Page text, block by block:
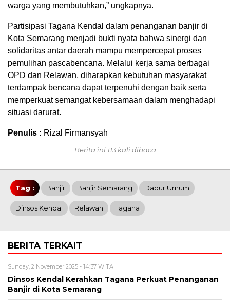
warga yang membutuhkan,” ungkapnya.
Partisipasi Tagana Kendal dalam penanganan banjir di
Kota Semarang menjadi bukti nyata bahwa sinergi dan
solidaritas antar daerah mampu mempercepat proses
pemulihan pascabencana. Melalui kerja sama berbagai
OPD dan Relawan, diharapkan kebutuhan masyarakat
terdampak bencana dapat terpenuhi dengan baik serta
memperkuat semangat kebersamaan dalam menghadapi
situasi darurat.
Penulis : Rizal Firmansyah
Berita ini 113 kali dibaca
Tag : Banjir Banjir Semarang Dapur Umum
Dinsos Kendal Relawan Tagana
BERITA TERKAIT
Sunday, 2 November 2025 - 14:37 WITA
Dinsos Kendal Kerahkan Tagana Perkuat Penanganan
Banjir di Kota Semarang